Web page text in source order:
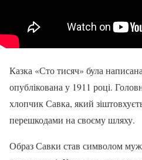
Казка «Сто тисяч» була
опублікована у 1911 році.
хлопчик Савка, який
перешкодами на своєму шляху.
Образ Савки став символом